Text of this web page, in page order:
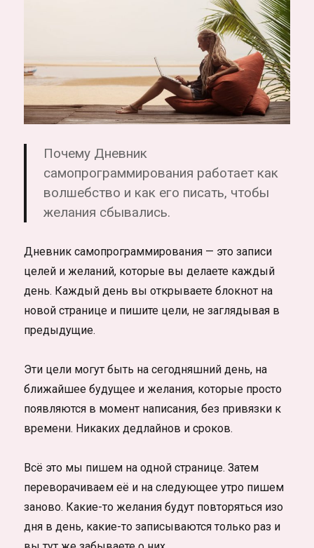
Почему Дневник
самопрограммирования работает как
волшебство и как его писать, чтобы
желания сбывались.
Дневник самопрограммирования — это записи
целей и желаний, которые вы делаете каждый
день. Каждый день вы открываете блокнот на
новой странице и пишите цели, не заглядывая в
предыдущие.
Эти цели могут быть на сегодняшний день, на
ближайшее будущее и желания, которые просто
появляются в момент написания, без привязки к
времени. Никаких дедлайнов и сроков.
Всё это мы пишем на одной странице. Затем
переворачиваем её и на следующее утро пишем
заново. Какие-то желания будут повторяться изо
дня в день, какие-то записываются только раз и